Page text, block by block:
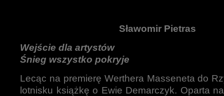
Sławomir Pietras
Wejście dla artystów
Śnieg wszystko pokryje
Lecąc na premierę Werthera Masseneta do
lotnisku książkę o Ewie Demarczyk. Oparta